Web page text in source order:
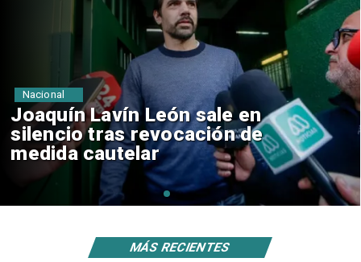
Chile y Venezuela formalizan
reinicio de relaciones
consulares
Nacional
MÁS RECIENTES